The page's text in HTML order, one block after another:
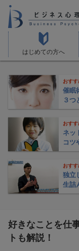
はじめての方へ
おす
催眠
３つ
おす
ネッ
コツ
おす
独立
生
好きなことを仕
トも解説！